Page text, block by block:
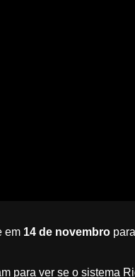
em 14 de novembropara
para ver se o sistema